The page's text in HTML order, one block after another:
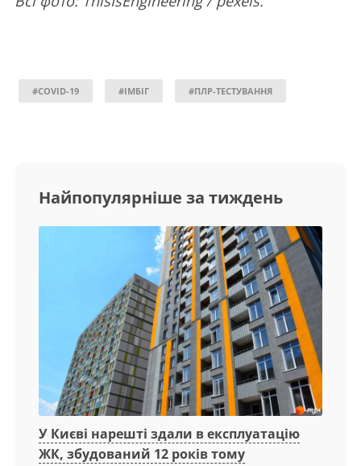
#COVID-19 #ІМБІГ #ПЛР-ТЕСТУВАННЯ
Найпопулярніше за тиждень
У Києві нарешті здали в експлуатацію
ЖК, збудований 12 років тому